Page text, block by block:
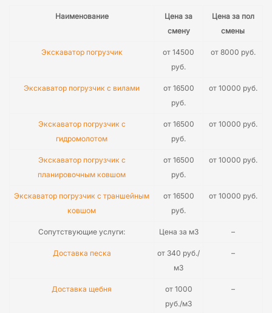
Наименование
Цена за
смену
Цена за пол
смены
Экскаватор погрузчик
от 14500
руб.
от 8000 руб.
Экскаватор погрузчик с вилами
от 16500
руб.
от 10000 руб.
Экскаватор погрузчик с
гидромолотом
от 16500
руб.
от 10000 руб.
Экскаватор погрузчик с
планировочным ковшом
от 16500
руб.
от 10000 руб.
Экскаватор погрузчик с траншейным
ковшом
от 16500
руб.
от 10000 руб.
Сопутствующие услуги: Цена за м3 –
Доставка песка
от 340 руб./
м3
–
Доставка щебня
от 1000
руб./м3
–